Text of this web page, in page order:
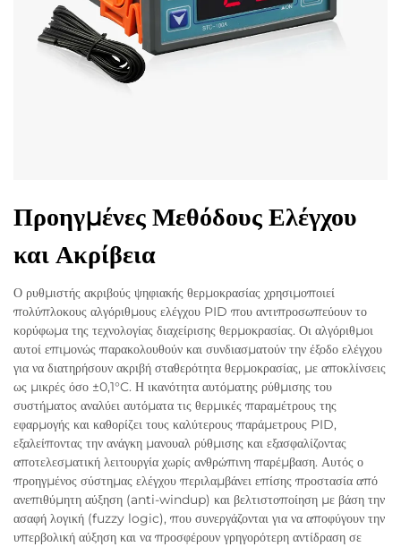
Προηγμένες Μεθόδους Ελέγχου
και Ακρίβεια
Ο ρυθμιστής ακριβούς ψηφιακής θερμοκρασίας χρησιμοποιεί
πολύπλοκους αλγόριθμους ελέγχου PID που αντιπροσωπεύουν το
κορύφωμα της τεχνολογίας διαχείρισης θερμοκρασίας. Οι αλγόριθμοι
αυτοί επιμονώς παρακολουθούν και συνδιασματούν την έξοδο ελέγχου
για να διατηρήσουν ακριβή σταθερότητα θερμοκρασίας, με αποκλίνσεις
ως μικρές όσο ±0,1°C. Η ικανότητα αυτόματης ρύθμισης του
συστήματος αναλύει αυτόματα τις θερμικές παραμέτρους της
εφαρμογής και καθορίζει τους καλύτερους παράμετρους PID,
εξαλείποντας την ανάγκη μανουαλ ρύθμισης και εξασφαλίζοντας
αποτελεσματική λειτουργία χωρίς ανθρώπινη παρέμβαση. Αυτός ο
προηγμένος σύστημας ελέγχου περιλαμβάνει επίσης προστασία από
ανεπιθύμητη αύξηση (anti-windup) και βελτιστοποίηση με βάση την
ασαφή λογική (fuzzy logic), που συνεργάζονται για να αποφύγουν την
υπερβολική αύξηση και να προσφέρουν γρηγορότερη αντίδραση σε